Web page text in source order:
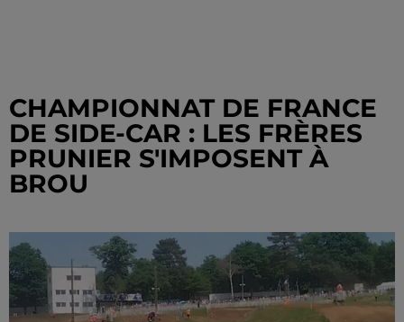
CHAMPIONNAT DE FRANCE
DE SIDE-CAR : LES FRÈRES
PRUNIER S'IMPOSENT À
BROU